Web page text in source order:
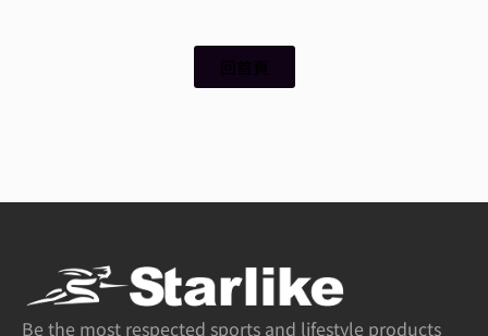
Be the most respected sports and lifestyle products